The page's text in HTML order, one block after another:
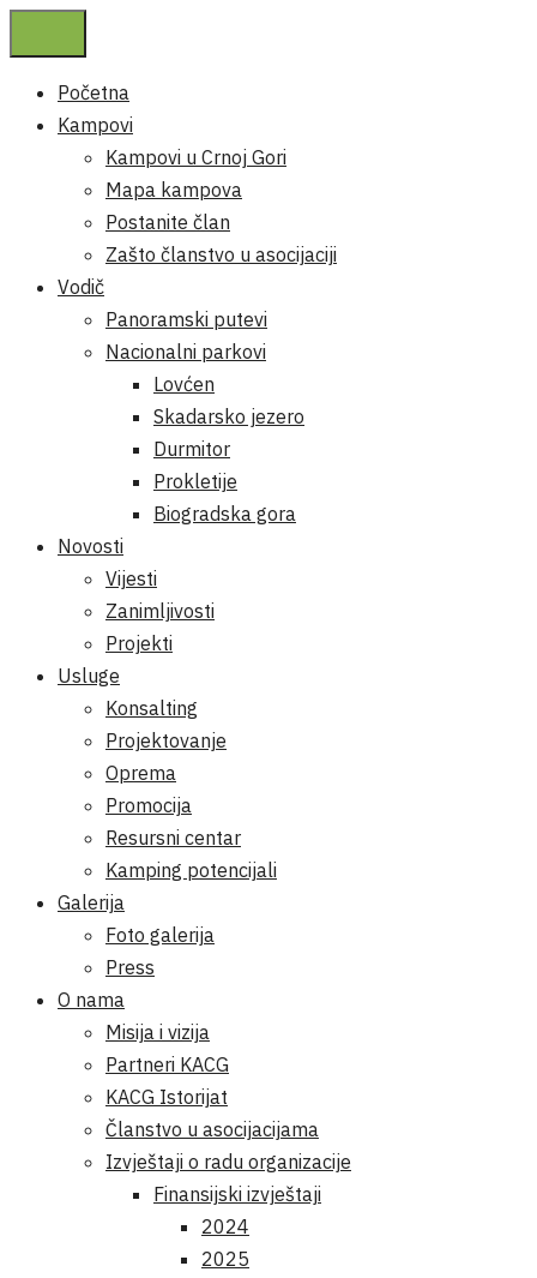
Početna
Kampovi
Kampovi u Crnoj Gori
Mapa kampova
Postanite član
Zašto članstvo u asocijaciji
Vodič
Panoramski putevi
Nacionalni parkovi
Lovćen
Skadarsko jezero
Durmitor
Prokletije
Biogradska gora
Novosti
Vijesti
Zanimljivosti
Projekti
Usluge
Konsalting
Projektovanje
Oprema
Promocija
Resursni centar
Kamping potencijali
Galerija
Foto galerija
Press
O nama
Misija i vizija
Partneri KACG
KACG Istorijat
Članstvo u asocijacijama
Izvještaji o radu organizacije
Finansijski izvještaji
2024
2025